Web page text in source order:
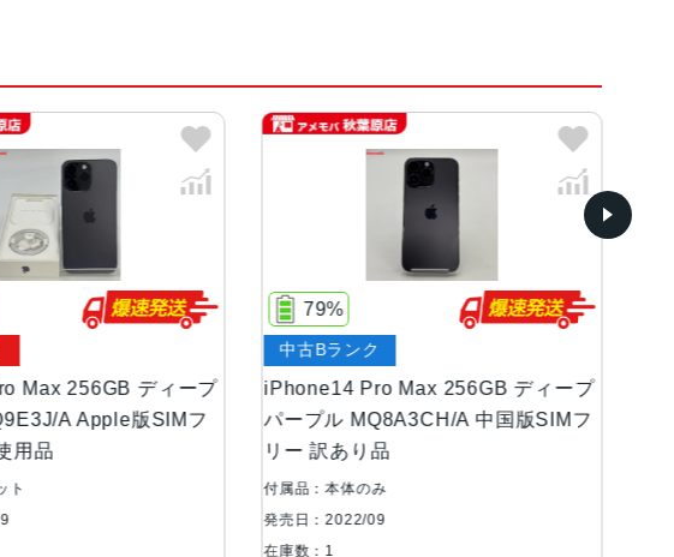
ルバー、ゴールド、ディープパープル
、1TB
・240g
ルスクリーンOLEDディスプレイ
づくIP68等級（最大水深6メートルで最大30分間）
、ƒ/1.78絞り値、第2世代のセンサーシフト光学式手ぶれ補
、100% Focus Pixels12MP超広角：13mm、ƒ/2.2絞り値と12
レンズ、100% Focus Pixels12MPの2倍望遠（クアッドピク
：48mm、ƒ/1.78絞り値、第2世代のセンサーシフト光学式手
プ
フ
iPhone14 Pro Max 256GB ディープ
パープル MQ8A3CH/A 中国版SIMフ
79%
iPhone14 Pro Max
MQ983J/A Apple版
82%